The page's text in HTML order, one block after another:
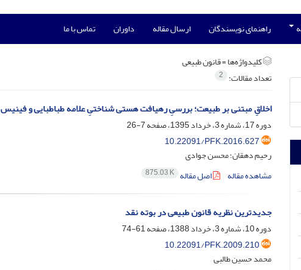
راهنمای نویسندگان ارسال مقاله داوران تماس با ما
کلیدواژه‌ها =قانون طبیعی
تعداد مقالات: 2
اخلاقِ مبتنی بر طبیعت؛ بررسیِ رهیافت هستی شناختیِ علامه طباطبایی و فینیس
دوره 17، شماره 3، خرداد 1395، صفحه
7-26
10.22091/PFK.2016.627
رحیم دهقان؛ محسن جوادی
مشاهده مقاله
اصل مقاله 875.03 K
جدیدترین نظریه قانون طبیعی در بوته نقد
دوره 10، شماره 3، خرداد 1388، صفحه
61-74
10.22091/PFK.2009.210
محمد حسین طالبی